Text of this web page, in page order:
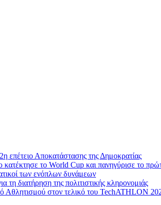
επέτειο Αποκατάστασης της Δημοκρατίας
το World Cup και πανηγύρισε το
των ενόπλων δυνάμεων
διατήρηση της πολιτιστικής κληρονομιάς
στον τελικό του TechATHLON